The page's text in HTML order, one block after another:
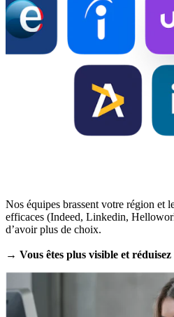
Nos équipes brassent votre région et
efficaces (Indeed, Linkedin,
d’avoir plus de choix.
→ Vous êtes plus visible et réduisez